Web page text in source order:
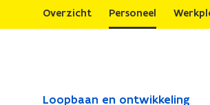
Overzicht Personeel
GedaanLoopbaan en ontwikkeling